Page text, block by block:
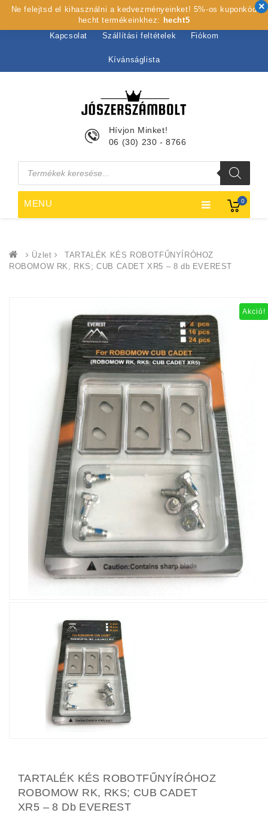
Kezdőlap Rólunk Webshop Szolgáltatások
Kapcsolat Szállítási feltételek Fiókom
Kívánságlista
0
Hívjon Minket!
06 (30) 230 - 8766
Products
search
MENU
Üzlet
TARTALÉK KÉS ROBOTFŰNYÍRÓHOZ
ROBOMOW RK, RKS; CUB CADET XR5 – 8 db EVEREST
Akció!
TARTALÉK KÉS ROBOTFŰNYÍRÓHOZ
ROBOMOW RK, RKS; CUB CADET
XR5 – 8 Db EVEREST
Ne felejtsd el kihasználni a kedvezményeinket! 5%-os kuponkód
hecht termékeinkhez: hecht5